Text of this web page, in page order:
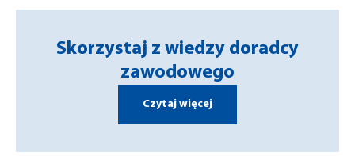
Skorzystaj z wiedzy doradcy
zawodowego
Czytaj więcej